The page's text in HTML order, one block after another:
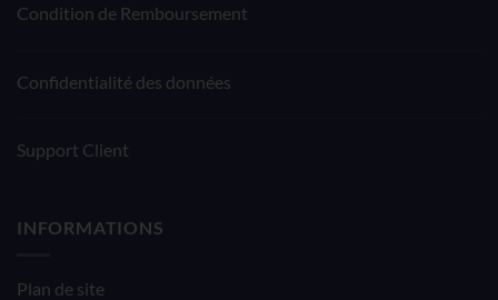
Condition de Remboursement
Confidentialité des données
Support Client
INFORMATIONS
Plan de site